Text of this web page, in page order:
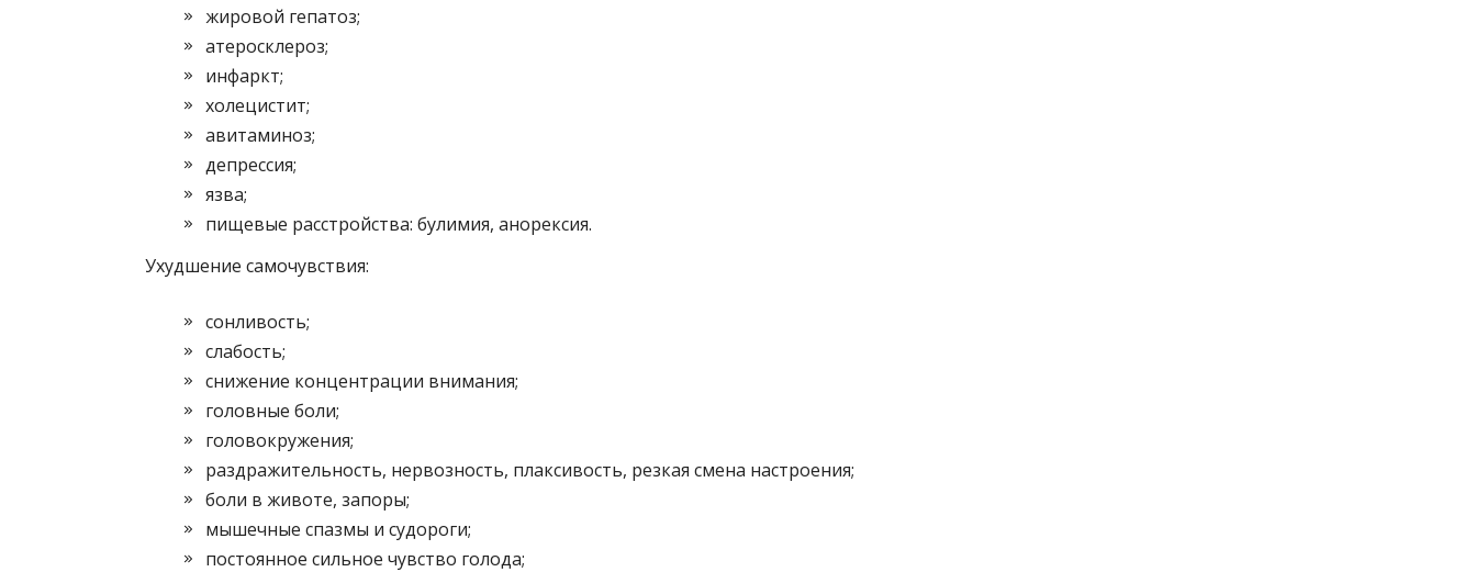
жировой гепатоз;
атеросклероз;
инфаркт;
холецистит;
авитаминоз;
депрессия;
язва;
пищевые расстройства: булимия, анорексия.
Ухудшение самочувствия:
сонливость;
слабость;
снижение концентрации внимания;
головные боли;
головокружения;
раздражительность, нервозность, плаксивость, резкая смена настроения;
боли в животе, запоры;
мышечные спазмы и судороги;
постоянное сильное чувство голода;